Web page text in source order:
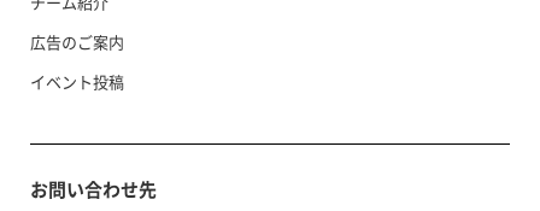
広告のご案内
イベント投稿
お問い合わせ先